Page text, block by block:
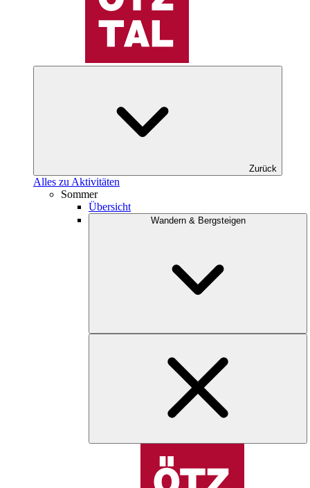
Zurück
Alles zu Aktivitäten
Sommer
Übersicht
Wandern & Bergsteigen